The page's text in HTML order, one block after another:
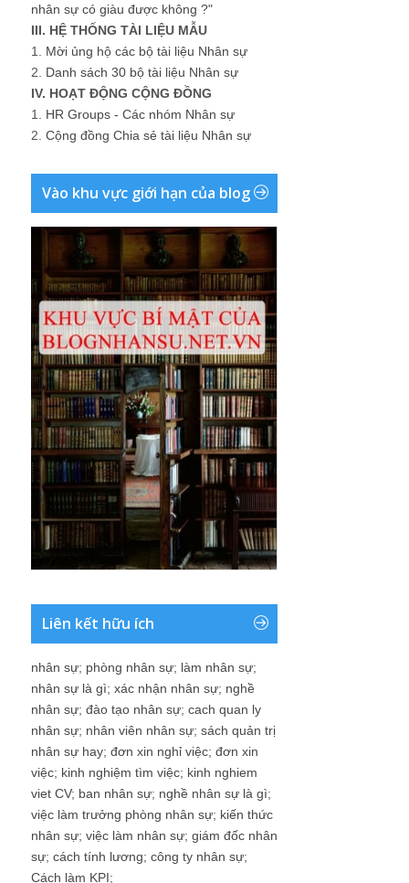
nhân sự có giàu được không ?"
III. HỆ THỐNG TÀI LIỆU MẪU
1. Mời ủng hộ các bộ tài liệu Nhân sự
2. Danh sách 30 bộ tài liệu Nhân sự
IV. HOẠT ĐỘNG CỘNG ĐỒNG
1. HR Groups - Các nhóm Nhân sự
2. Cộng đồng Chia sẻ tài liệu Nhân sự
Vào khu vực giới hạn của blog
Liên kết hữu ích
nhân sự; phòng nhân sự; làm nhân sự;
nhân sự là gì; xác nhận nhân sự; nghề
nhân sự; đào tạo nhân sự; cach quan ly
nhân sự; nhân viên nhân sự; sách quản trị
nhân sự hay; đơn xin nghỉ việc; đơn xin
việc; kinh nghiệm tìm việc; kinh nghiem
viet CV; ban nhân sự; nghề nhân sự là gì;
việc làm trưởng phòng nhân sự; kiến thức
nhân sự; việc làm nhân sự; giám đốc nhân
sự; cách tính lương; công ty nhân sự;
Cách làm KPI;